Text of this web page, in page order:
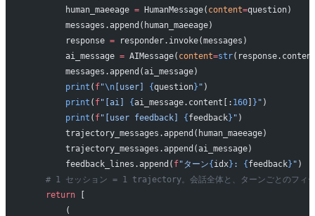
        human_maeeage
= HumanMessage( content=question)
        messages.append(human_maeeage)
        response
= responder.invoke(messages)
        ai_message
= AIMessage( content=str
        messages.append(ai_message)
        print
( f"\n[user] {question} " )
        print
( f"[ai] {ai_message.content[: 160] } " )
        print
( f"[user feedback] {feedback} " )
        trajectory_messages.append(human_maeeage)
        trajectory_messages.append(ai_message)
        feedback_lines.append(
f"ターン{idx} : {feedback} " )
# 1 セッション = 1 trajectory。会話全体と、ターンごとのフィ
    return
[
        (